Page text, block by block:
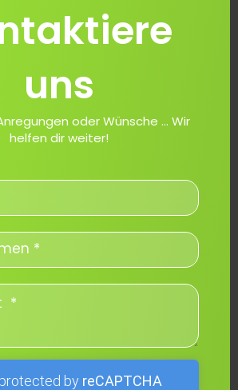
uns
oder Wünsche ... Wir
helfen dir weiter!
protected by reCAPTCHA